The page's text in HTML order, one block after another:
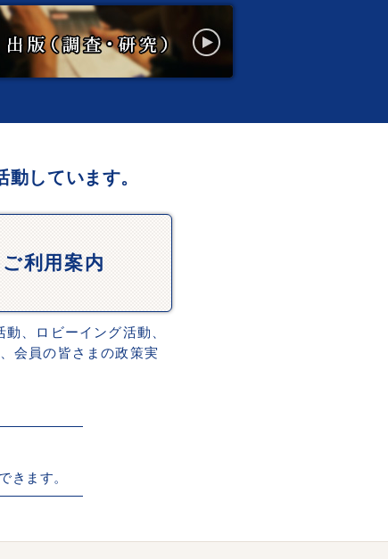
しています。
利用案内
、ロビーイング活動、
会員の皆さまの政策実
きます。